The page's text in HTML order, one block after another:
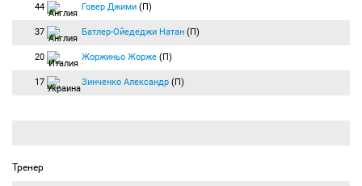
44 Говер Джими (П)
37 Батлер-Ойедеджи Натан (П)
20 Жоржиньо Жорже (П)
17 Зинченко Александр (П)
Тренер